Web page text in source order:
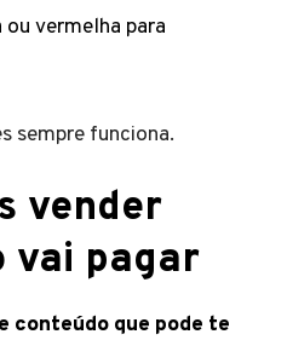
ou vermelha para
sempre funciona.
vender
vai pagar
conteúdo que pode te